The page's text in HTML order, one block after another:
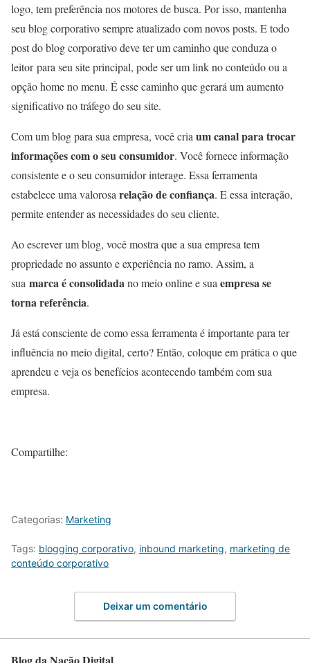
logo, tem preferência nos motores de busca. Por isso, mantenha
seu blog corporativo sempre atualizado com novos posts. E todo
post do blog corporativo deve ter um caminho que conduza o
leitor para seu site principal, pode ser um link no conteúdo ou a
opção home no menu. É esse caminho que gerará um aumento
significativo no tráfego do seu site.
Com um blog para sua empresa, você cria um canal para trocar
informações com o seu consumidor. Você fornece informação
consistente e o seu consumidor interage. Essa ferramenta
estabelece uma valorosa relação de confiança. E essa interação,
permite entender as necessidades do seu cliente.
Ao escrever um blog, você mostra que a sua empresa tem
propriedade no assunto e experiência no ramo. Assim, a
sua marca é consolidadano meio online e sua empresa se
torna referência.
Já está consciente de como essa ferramenta é importante para ter
influência no meio digital, certo? Então, coloque em prática o que
aprendeu e veja os benefícios acontecendo também com sua
empresa.
Compartilhe:
Categorias: Marketing
Tags: blogging corporativo, inbound marketing, marketing de
conteúdo corporativo
Deixar um comentário